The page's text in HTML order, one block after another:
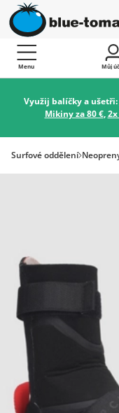
Menu Můj
Využij balíčky a ušetři:
Mikiny za 80 €,2x
Surfové oddělení